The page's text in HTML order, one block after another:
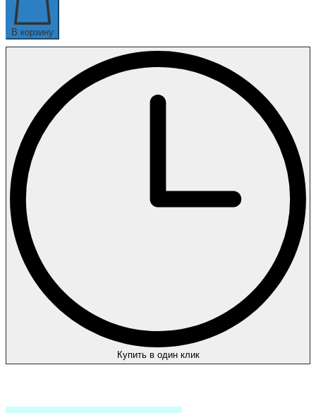
В корзину
Купить в один клик